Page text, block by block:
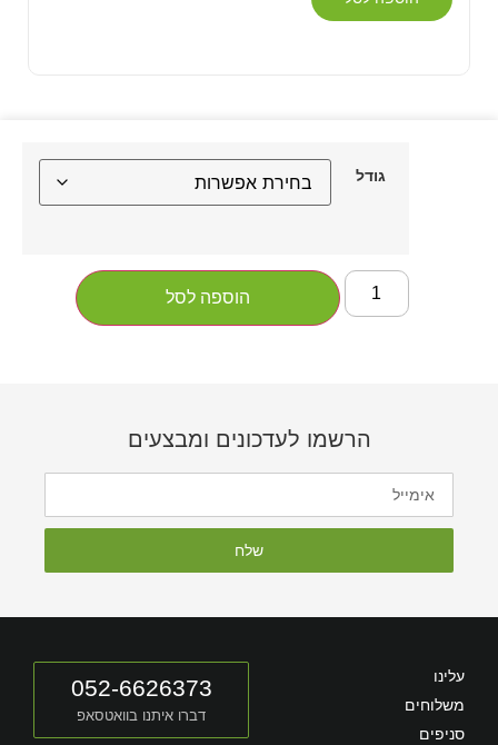
גודל
הוספה לסל
הרשמו לעדכונים ומבצעים
שלח
עלינו
משלוחים
סניפים
052-6626373
דברו איתנו בוואטסאפ